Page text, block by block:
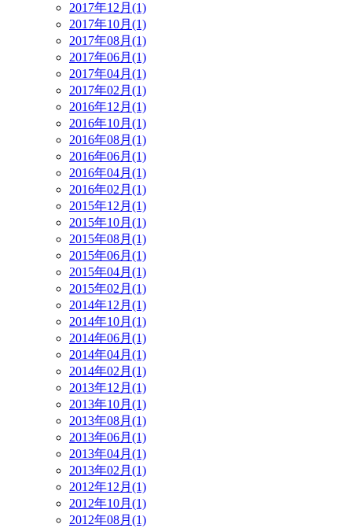
2017年12月(1)
2017年10月(1)
2017年08月(1)
2017年06月(1)
2017年04月(1)
2017年02月(1)
2016年12月(1)
2016年10月(1)
2016年08月(1)
2016年06月(1)
2016年04月(1)
2016年02月(1)
2015年12月(1)
2015年10月(1)
2015年08月(1)
2015年06月(1)
2015年04月(1)
2015年02月(1)
2014年12月(1)
2014年10月(1)
2014年06月(1)
2014年04月(1)
2014年02月(1)
2013年12月(1)
2013年10月(1)
2013年08月(1)
2013年06月(1)
2013年04月(1)
2013年02月(1)
2012年12月(1)
2012年10月(1)
2012年08月(1)